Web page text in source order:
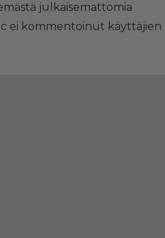
julkaisemattomia
ei kommentoinut käyttäjien